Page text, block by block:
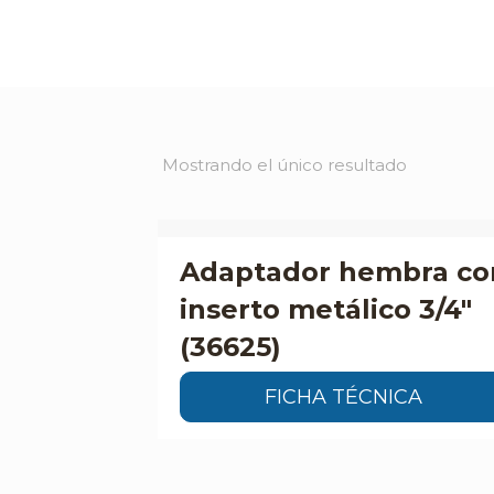
Mostrando el único resultado
Adaptador hembra
inserto metálico 3/4″
(36625)
FICHA TÉCNICA